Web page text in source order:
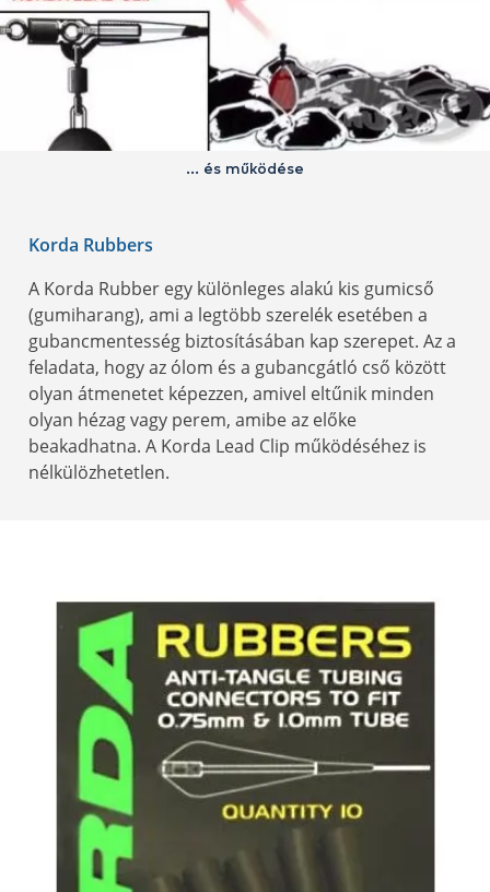
… és működése
Korda Rubbers
A Korda Rubber egy különleges alakú kis gumicső
(gumiharang), ami a legtöbb szerelék esetében a
gubancmentesség biztosításában kap szerepet. Az a
feladata, hogy az ólom és a gubancgátló cső között
olyan átmenetet képezzen, amivel eltűnik minden
olyan hézag vagy perem, amibe az előke
beakadhatna. A Korda Lead Clip működéséhez is
nélkülözhetetlen.